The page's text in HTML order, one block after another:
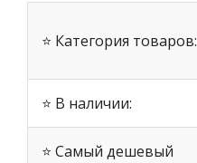
⭐ Категория товаров:
⭐ В наличии:
⭐ Самый дешевый